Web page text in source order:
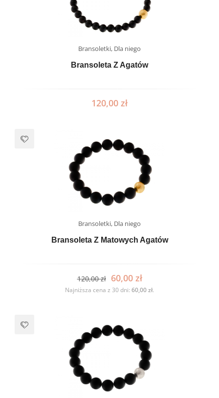
Bransoletki, Dla niego
Bransoleta Z Agatów
120,00 zł
Bransoletki, Dla niego
Bransoleta Z Matowych Agatów
120,00zł 60,00 zł
Najniższa cena z 30 dni: 60,00zł.